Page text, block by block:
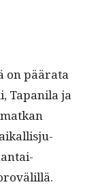
on päära­ta
Tapani­la ja